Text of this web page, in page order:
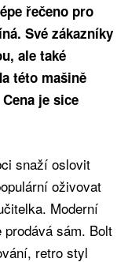
řečeno pro
Své zákazníky
ale také
této mašině
je sice
snaží oslovit
oživovat
Moderní
sám. Bolt
retro styl